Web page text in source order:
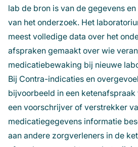
lab de bron is van de gegevens
van het onderzoek. Het
meest volledige data over het
afspraken gemaakt over wie
medicatiebewaking bij nieuwe
Bij Contra-indicaties en
bijvoorbeeld in een
een voorschrijver of verstrekker
medicatiegegevens informatie
aan andere zorgverleners in de